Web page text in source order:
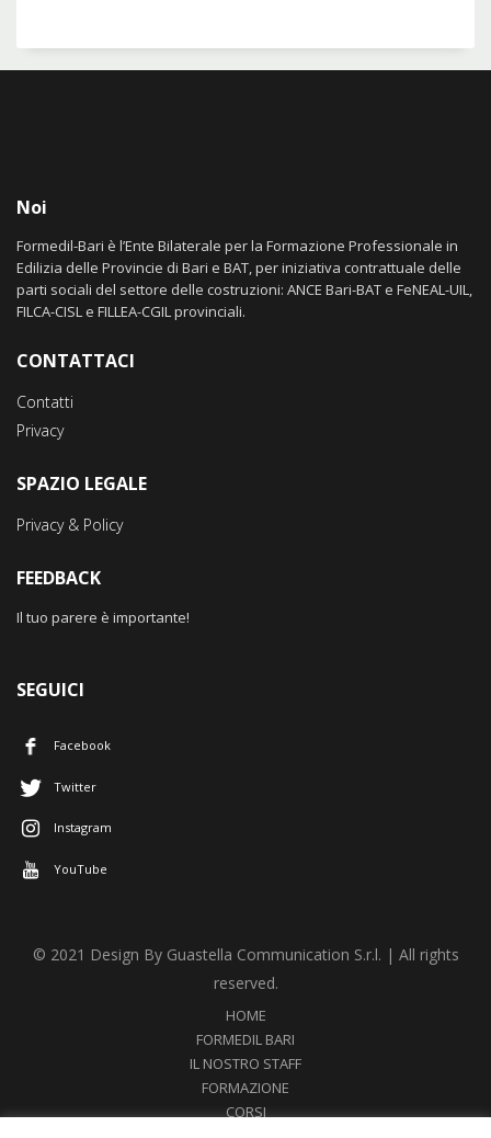
Noi
Formedil-Bari è l’Ente Bilaterale per la Formazione Professionale in
Edilizia delle Provincie di Bari e BAT, per iniziativa contrattuale delle
parti sociali del settore delle costruzioni: ANCE Bari-BAT e FeNEAL-UIL,
FILCA-CISL e FILLEA-CGIL provinciali.
CONTATTACI
Contatti
Privacy
SPAZIO LEGALE
Privacy & Policy
FEEDBACK
Il tuo parere è importante!
SEGUICI
Facebook
Twitter
Instagram
YouTube
© 2021 Design By Guastella Communication S.r.l. | All rights
reserved.
HOME
FORMEDIL BARI
IL NOSTRO STAFF
FORMAZIONE
CORSI